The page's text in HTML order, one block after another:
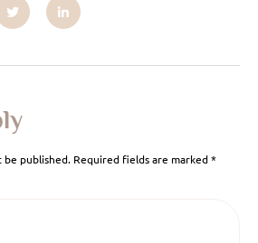
be published. Required fields are marked*